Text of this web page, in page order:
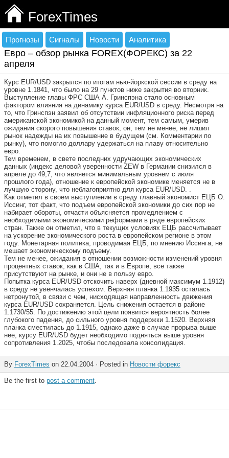
ForexTimes
Прогнозы Сигналы Новости Аналитика
Евро – обзор рынка FOREX(ФОРЕКС) за 22
апреля
Курс EUR/USD закрылся по итогам нью-йоркской сессии в среду на
уровне 1.1841, что было на 29 пунктов ниже закрытия во вторник.
Выступление главы ФРС США А. Гринспэна стало основным
фактором влияния на динамику курса EUR/USD в среду. Несмотря на
то, что Гринспэн заявил об отсутствии инфляционного риска перед
американской экономикой на данный момент, тем самым, умерив
ожидания скорого повышения ставок, он, тем не менее, не лишил
рынок надежды на их повышение в будущем (см. Комментарии по
рынку), что помогло доллару удержаться на плаву относительно
евро.
Тем временем, в свете последних удручающих экономических
данных (индекс деловой уверенности ZEW в Германии снизился в
апреле до 49,7, что является минимальным уровнем с июля
прошлого года), отношение к европейской экономике меняется не в
лучшую сторону, что неблагоприятно для курса EUR/USD. .
Как отметил в своем выступлении в среду главный экономист ЕЦБ О.
Иссинг, тот факт, что подъем европейской экономики до сих пор не
набирает обороты, отчасти объясняется промедлением с
необходимыми экономическими реформами в ряде европейских
стран. Также он отметил, что в текущих условиях ЕЦБ рассчитывает
на ускорение экономического роста в европейском регионе в этом
году. Монетарная политика, проводимая ЕЦБ, по мнению Иссинга, не
мешает экономическому подъему.
Тем не менее, ожидания в отношении возможности изменений уровня
процентных ставок, как в США, так и в Европе, все также
присутствуют на рынке, и они не в пользу евро.
Попытка курса EUR/USD отскочить наверх (дневной максимум 1.1912)
в среду не увенчалась успехом. Верхняя планка 1.1935 осталась
нетронутой, в связи с чем, нисходящая направленность движения
курса EUR/USD сохраняется. Цель снижения остается в районе
1.1730/55. По достижению этой цели появится вероятность более
глубокого падения, до сильного уровня поддержки 1.1520. Верхняя
планка сместилась до 1.1915, однако даже в случае прорыва выше
нее, курсу EUR/USD будет необходимо подняться выше уровня
сопротивления 1.2025, чтобы последовала консолидация.
By ForexTimes on 22.04.2004 · Posted in Новости форекс
Be the first to post a comment.